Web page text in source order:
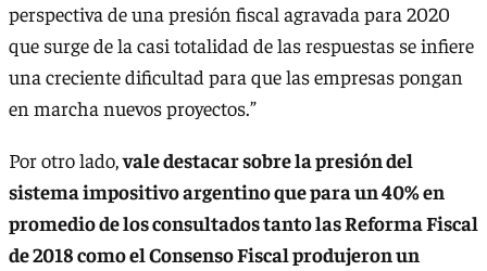
perspectiva de una presión fiscal agravada para 2020
que surge de la casi totalidad de las respuestas se infiere
una creciente dificultad para que las empresas pongan
en marcha nuevos proyectos.”
Por otro lado,vale destacar sobre la presión del
sistema impositivo argentino que para un 40% en
promedio de los consultados tanto las Reforma Fiscal
de 2018 como el Consenso Fiscal produjeron un